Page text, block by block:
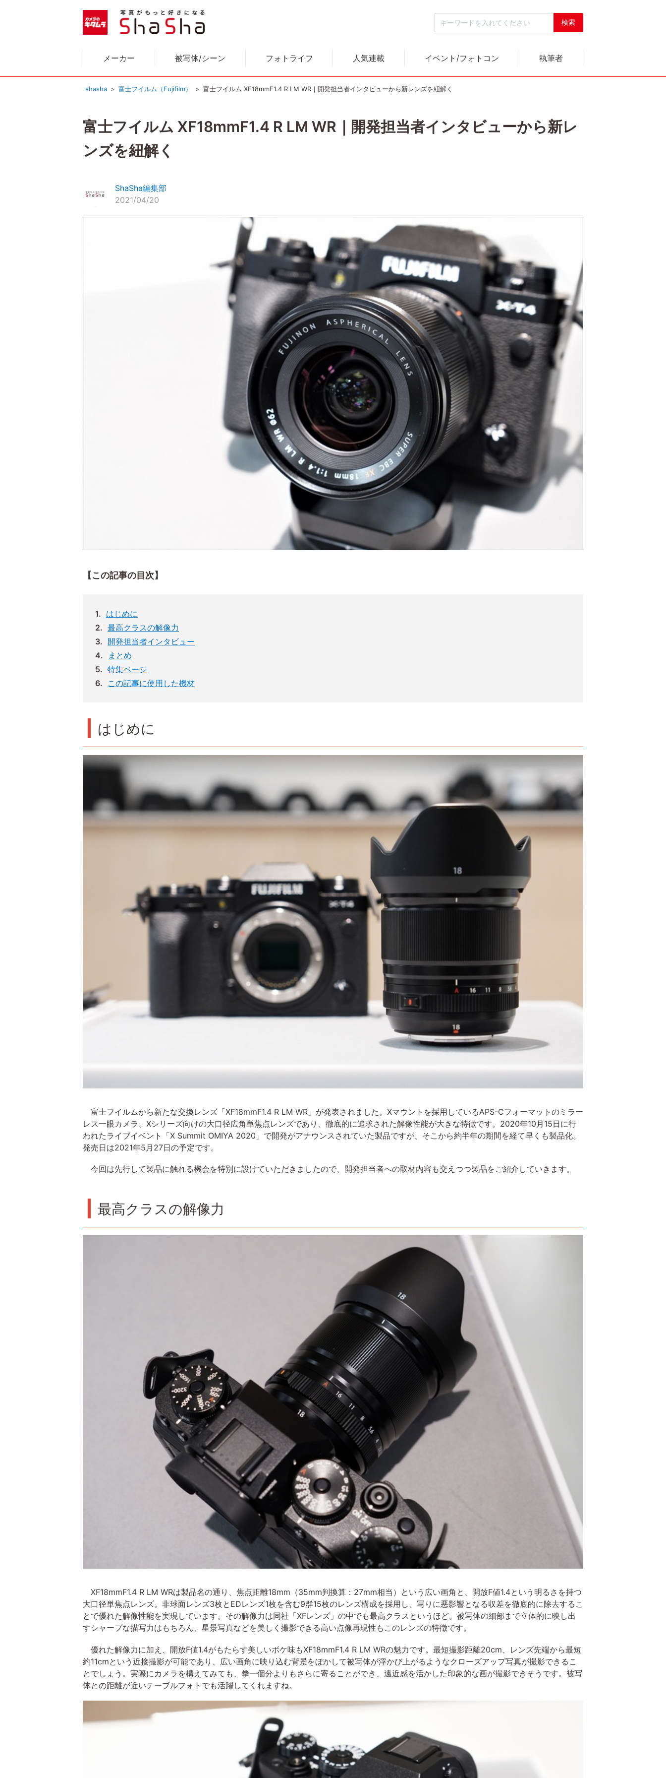
メーカー 被写体/シーン フォトライフ 人気連載 イベント/フォトコン 執筆者
shasha 富士フイルム（Fujifilm） 富士フイルム XF18mmF1.4 R LM WR｜開発担当者インタビューから新レンズを紐解く
富士フイルム XF18mmF1.4 R LM WR｜開発担当者インタビューから新レ
ンズを紐解く
ShaSha編集部
2021/04/20
【この記事の目次】
はじめに
最高クラスの解像力
開発担当者インタビュー
まとめ
特集ページ
この記事に使用した機材
はじめに
富士フイルムから新たな交換レンズ「XF18mmF1.4 R LM WR」が発表されました。Xマウントを採用しているAPS-Cフォーマットのミラー
レス一眼カメラ、Xシリーズ向けの大口径広角単焦点レンズであり、徹底的に追求された解像性能が大きな特徴です。2020年10月15日に行
われたライブイベント「X Summit OMIYA 2020」で開発がアナウンスされていた製品ですが、そこから約半年の期間を経て早くも製品化。
発売日は2021年5月27日の予定です。
今回は先行して製品に触れる機会を特別に設けていただきましたので、開発担当者への取材内容も交えつつ製品をご紹介していきます。
最高クラスの解像力
XF18mmF1.4 R LM WRは製品名の通り、焦点距離18mm（35mm判換算：27mm相当）という広い画角と、開放F値1.4という明るさを持つ
大口径単焦点レンズ。非球面レンズ3枚とEDレンズ1枚を含む9群15枚のレンズ構成を採用し、写りに悪影響となる収差を徹底的に除去するこ
とで優れた解像性能を実現しています。その解像力は同社「XFレンズ」の中でも最高クラスというほど。被写体の細部まで立体的に映し出
すシャープな描写力はもちろん、星景写真などを美しく撮影できる高い点像再現性もこのレンズの特徴です。
優れた解像力に加え、開放F値1.4がもたらす美しいボケ味もXF18mmF1.4 R LM WRの魅力です。最短撮影距離20cm、レンズ先端から最短
約11cmという近接撮影が可能であり、広い画角に映り込む背景をぼかして被写体が浮かび上がるようなクローズアップ写真が撮影できるこ
とでしょう。実際にカメラを構えてみても、拳一個分よりもさらに寄ることができ、遠近感を活かした印象的な画が撮影できそうです。被写
体との距離が近いテーブルフォトでも活躍してくれますね。